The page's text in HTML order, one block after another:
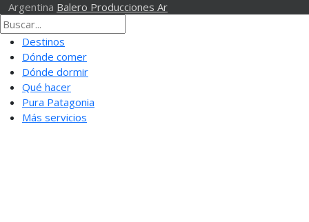
Argentina Balero Producciones Ar
Destinos
Dónde comer
Dónde dormir
Qué hacer
Pura Patagonia
Más servicios